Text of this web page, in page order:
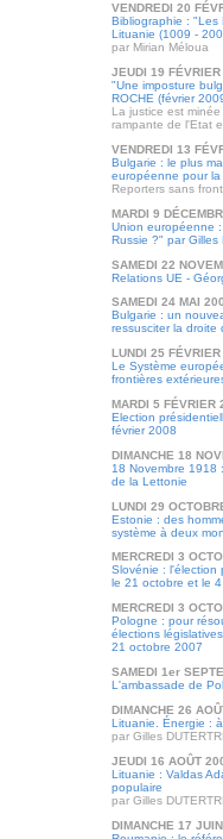
VENDREDI 20
Bibliographie : "Les
Lituanie (1009 -
par Mirian Méloua
JEUDI 19
"Une imposture
ROCHE (février
La justice est
rampante de l'Etat
VENDREDI 13
Bulgarie : le plus
européenne pour
Reporters sans
MARDI 9
Union européenne
Russie ?" par Gilles
SAMEDI 22
Relations UE -
SAMEDI 24 MAI
Bulgarie : un
ressusciter la droite
LUNDI 25
Le Système
frontières
MARDI 5 FÉVRIER
Election
février 2008
DIMANCHE 18
18 Novembre 1918
de la Lettonie
LUNDI 29
Estonie : des
système à deux
MERCREDI 3
Slovénie : l'élection
le 21 octobre et le
MERCREDI 3
Pologne : pour
élections
21 octobre 2007
SAMEDI 1er
L'ambassade de
DIMANCHE 26
Lituanie. Énergie :
par Gilles
JEUDI 16 AOÛT
Lituanie : Valdas
populaire
par Gilles
DIMANCHE 17